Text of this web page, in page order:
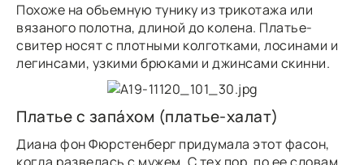
Похоже на объемную тунику из трикотажа или
вязаного полотна, длиной до колена. Платье-
свитер носят с плотными колготками, лосинами и
легинсами, узкими брюками и джинсами скинни.
Платье с запáхом (платье-халат)
Диана фон Фюрстенберг придумала этот фасон,